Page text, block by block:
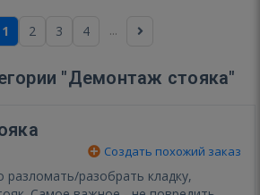
1 2 3 4 ...
"Демонтаж стояка"
Создать похожий заказ
разобрать кладку,